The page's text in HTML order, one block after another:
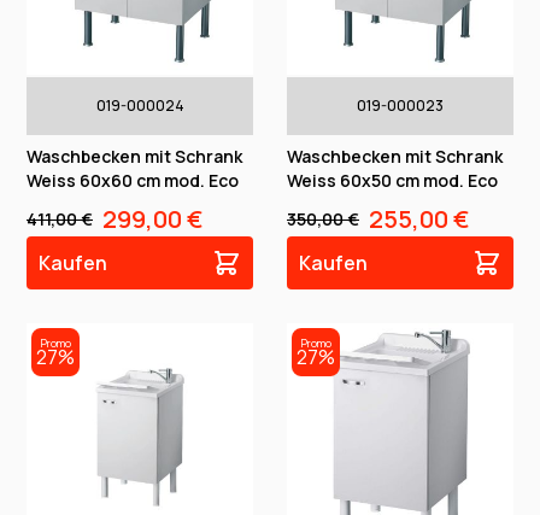
019-000024
Waschbecken mit Schrank
Weiss 60x60 cm mod. Eco
411,00 € 299,00 €
Kaufen
019-000023
Waschbecken mit Schrank
Weiss 60x50 cm mod. Eco
350,00 € 255,00 €
Kaufen
Promo
27%
Promo
27%